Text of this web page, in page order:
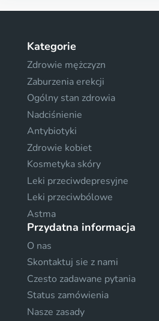
Kategorie
Zdrowie mężczyzn
Zaburzenia erekcji
Ogólny stan zdrowia
Nadciśnienie
Antybiotyki
Zdrowie kobiet
Kosmetyka skóry
Leki przeciwdepresyjne
Leki przeciwbólowe
Astma
Przydatna informacja
O nas
Skontaktuj sie z nami
Czesto zadawane pytania
Status zamówienia
Nasze zasady